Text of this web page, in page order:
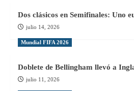
Dos clásicos en Semifinales: Uno
julio 14, 2026
Mundial FIFA 2026
Doblete de Bellingham llevó a
julio 11, 2026